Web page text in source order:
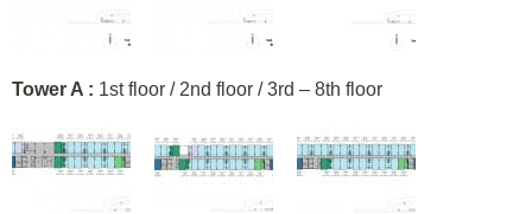
Tower A : 1st floor / 2nd floor / 3rd – 8th floor